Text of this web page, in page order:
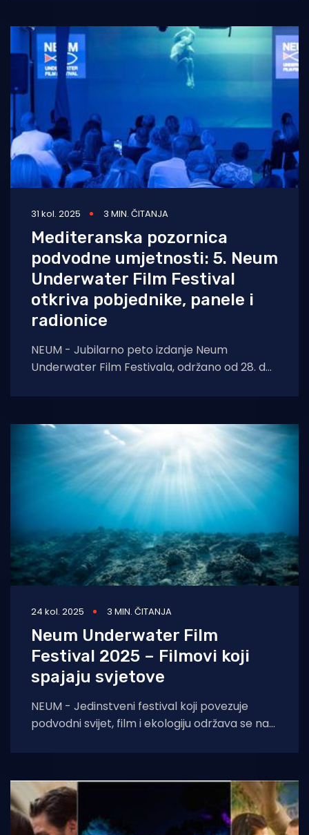
31 kol. 2025 3 MIN. ČITANJA
Mediteranska pozornica
podvodne umjetnosti: 5. Neum
Underwater Film Festival
otkriva pobjednike, panele i
radionice
NEUM - Jubilarno peto izdanje Neum
Underwater Film Festivala, održano od 28. do
Neum
24 kol. 2025 3 MIN. ČITANJA
Neum Underwater Film
Festival 2025 – Filmovi koji
spajaju svjetove
NEUM - Jedinstveni festival koji povezuje
podvodni svijet, film i ekologiju održava se na
Festival 2025